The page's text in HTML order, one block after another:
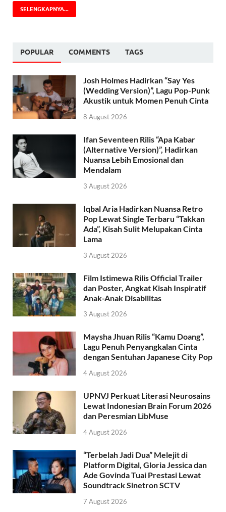
SELENGKAPNYA...
POPULAR COMMENTS TAGS
Josh Holmes Hadirkan “Say Yes
(Wedding Version)”, Lagu Pop-Punk
Akustik untuk Momen Penuh Cinta
8 August 2026
Ifan Seventeen Rilis “Apa Kabar
(Alternative Version)”, Hadirkan
Nuansa Lebih Emosional dan
Mendalam
3 August 2026
Iqbal Aria Hadirkan Nuansa Retro
Pop Lewat Single Terbaru “Takkan
Ada”, Kisah Sulit Melupakan Cinta
Lama
3 August 2026
Film Istimewa Rilis Official Trailer
dan Poster, Angkat Kisah Inspiratif
Anak-Anak Disabilitas
3 August 2026
Maysha Jhuan Rilis “Kamu Doang”,
Lagu Penuh Penyangkalan Cinta
dengan Sentuhan Japanese City Pop
4 August 2026
UPNVJ Perkuat Literasi Neurosains
Lewat Indonesian Brain Forum 2026
dan Peresmian LibMuse
4 August 2026
“Terbelah Jadi Dua” Melejit di
Platform Digital, Gloria Jessica dan
Ade Govinda Tuai Prestasi Lewat
Soundtrack Sinetron SCTV
7 August 2026